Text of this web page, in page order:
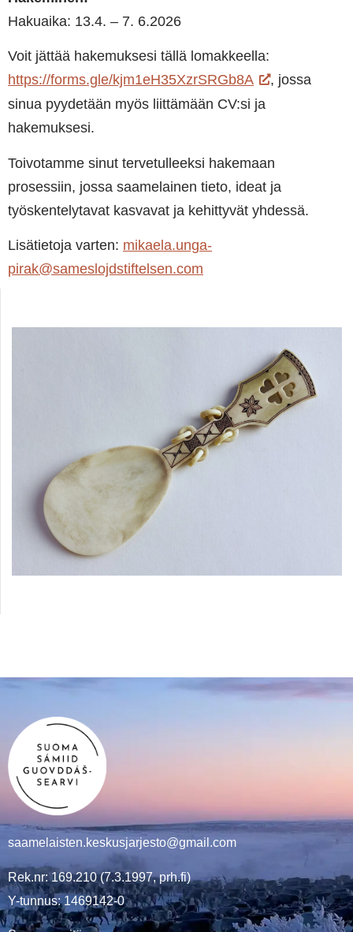
Hakuaika: 13.4. – 7. 6.2026
Voit jättää hakemuksesi tällä lomakkeella:
https://forms.gle/kjm1eH35XzrSRGb8A
, jossa
sinua pyydetään myös liittämään CV:si ja
hakemuksesi.
Toivotamme sinut tervetulleeksi hakemaan
prosessiin, jossa saamelainen tieto, ideat ja
työskentelytavat kasvavat ja kehittyvät yhdessä.
Lisätietoja varten: mikaela.unga-
pirak@sameslojdstiftelsen.com
saamelaisten.keskusjarjesto@gmail.com
Rek.nr: 169.210 (7.3.1997, prh.fi)
Y-tunnus: 1469142-0